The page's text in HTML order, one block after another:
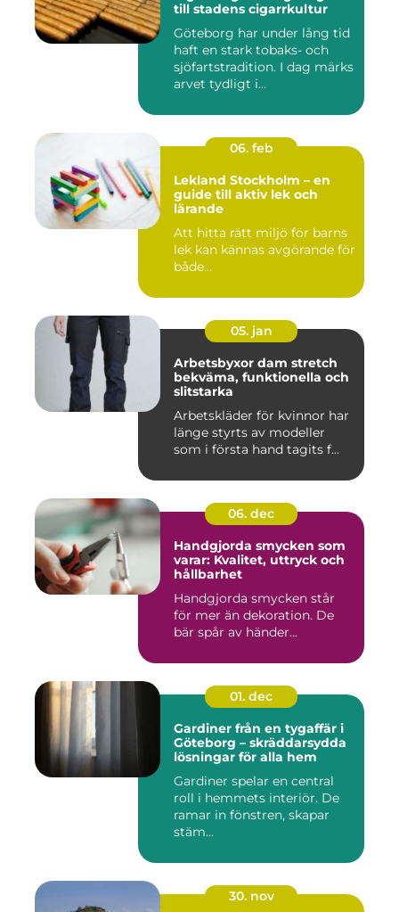
till stadens cigarrkultur
Göteborg har under lång tid
haft en stark tobaks- och
sjöfartstradition. I dag märks
arvet tydligt i...
06. feb
Lekland Stockholm – en
guide till aktiv lek och
lärande
Att hitta rätt miljö för barns
lek kan kännas avgörande för
både...
05. jan
Arbetsbyxor dam stretch
bekväma, funktionella och
slitstarka
Arbetskläder för kvinnor har
länge styrts av modeller
som i första hand tagits f...
06. dec
Handgjorda smycken som
varar: Kvalitet, uttryck och
hållbarhet
Handgjorda smycken står
för mer än dekoration. De
bär spår av händer...
01. dec
Gardiner från en tygaffär i
Göteborg – skräddarsydda
lösningar för alla hem
Gardiner spelar en central
roll i hemmets interiör. De
ramar in fönstren, skapar
stäm...
30. nov